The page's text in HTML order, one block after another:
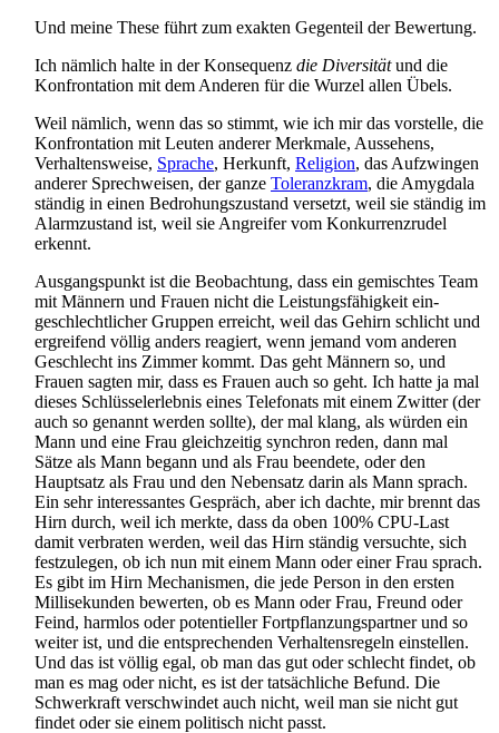
Und meine These führt zum exakten Gegenteil der Bewertung.
Ich nämlich halte in der Konsequenz die Diversitätund die
Konfrontation mit dem Anderen für die Wurzel allen Übels.
Weil nämlich, wenn das so stimmt, wie ich mir das vorstelle, die
Konfrontation mit Leuten anderer Merkmale, Aussehens,
Verhaltensweise, Sprache, Herkunft, Religion, das Aufzwingen
anderer Sprechweisen, der ganze Toleranzkram, die Amygdala
ständig in einen Bedrohungs­zustand versetzt, weil sie ständig im
Alarmzustand ist, weil sie Angreifer vom Konkurrenz­rudel
erkennt.
Ausgangspunkt ist die Beobachtung, dass ein gemischtes Team
mit Männern und Frauen nicht die Leistungs­fähigkeit ein­
geschlechtlicher Gruppen erreicht, weil das Gehirn schlicht und
ergreifend völlig anders reagiert, wenn jemand vom anderen
Geschlecht ins Zimmer kommt. Das geht Männern so, und
Frauen sagten mir, dass es Frauen auch so geht. Ich hatte ja mal
dieses Schlüssel­erlebnis eines Telefonats mit einem Zwitter (der
auch so genannt werden sollte), der mal klang, als würden ein
Mann und eine Frau gleichzeitig synchron reden, dann mal
Sätze als Mann begann und als Frau beendete, oder den
Hauptsatz als Frau und den Nebensatz darin als Mann sprach.
Ein sehr interessantes Gespräch, aber ich dachte, mir brennt das
Hirn durch, weil ich merkte, dass da oben 100% CPU-Last
damit verbraten werden, weil das Hirn ständig versuchte, sich
festzulegen, ob ich nun mit einem Mann oder einer Frau sprach.
Es gibt im Hirn Mechanismen, die jede Person in den ersten
Milli­sekunden bewerten, ob es Mann oder Frau, Freund oder
Feind, harmlos oder potentieller Fort­pflanzungs­partner und so
weiter ist, und die entsprechenden Verhaltens­regeln einstellen.
Und das ist völlig egal, ob man das gut oder schlecht findet, ob
man es mag oder nicht, es ist der tatsächliche Befund. Die
Schwerkraft verschwindet auch nicht, weil man sie nicht gut
findet oder sie einem politisch nicht passt.